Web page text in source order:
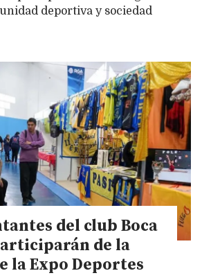
deportiva y sociedad
del club Boca
de la
la Expo Deportes